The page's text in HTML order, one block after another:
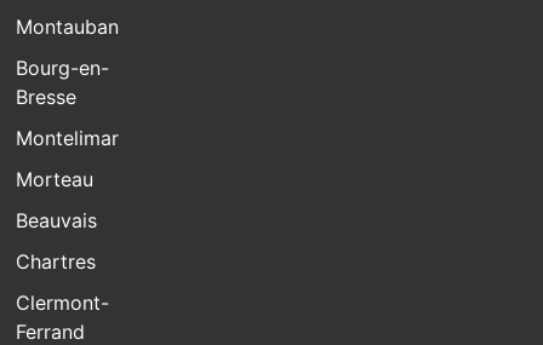
Montauban
Bourg-en-
Bresse
Montelimar
Morteau
Beauvais
Chartres
Clermont-
Ferrand